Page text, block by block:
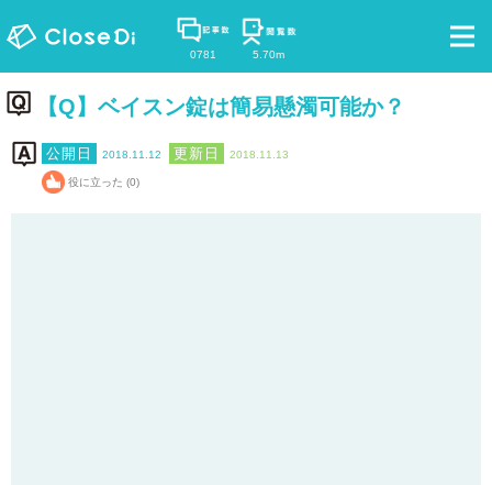
0781 5.70m
【Q】ベイスン錠は簡易懸濁可能か？
2018.11.12 2018.11.13
役に立った (0)